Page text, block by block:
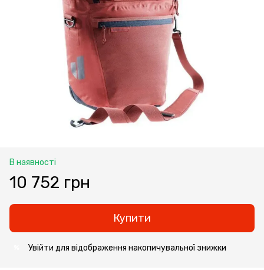
В наявності
10 752 грн
Купити
Увійти для відображення накопичувальної знижки